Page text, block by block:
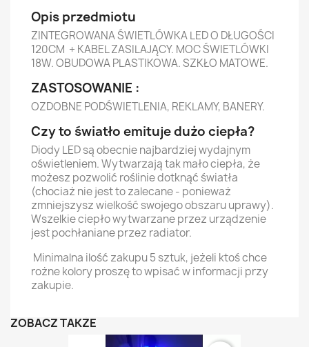
Opis przedmiotu
ZINTEGROWANA ŚWIETLÓWKA LED O DŁUGOŚCI
120CM + KABEL ZASILAJĄCY. MOC ŚWIETLÓWKI
18W. OBUDOWA PLASTIKOWA. SZKŁO MATOWE.
ZASTOSOWANIE :
OZDOBNE PODŚWIETLENIA, REKLAMY, BANERY.
Czy to światło emituje dużo ciepła?
Diody LED są obecnie najbardziej wydajnym
oświetleniem. Wytwarzają tak mało ciepła, że
możesz pozwolić roślinie dotknąć światła
(chociaż nie jest to zalecane - ponieważ
zmniejszysz wielkość swojego obszaru uprawy).
Wszelkie ciepło wytwarzane przez urządzenie
jest pochłaniane przez radiator.
Minimalna ilość zakupu 5 sztuk, jeżeli ktoś chce
rożne kolory proszę to wpisać w informacji przy
zakupie.
ZOBACZ TAKŻE